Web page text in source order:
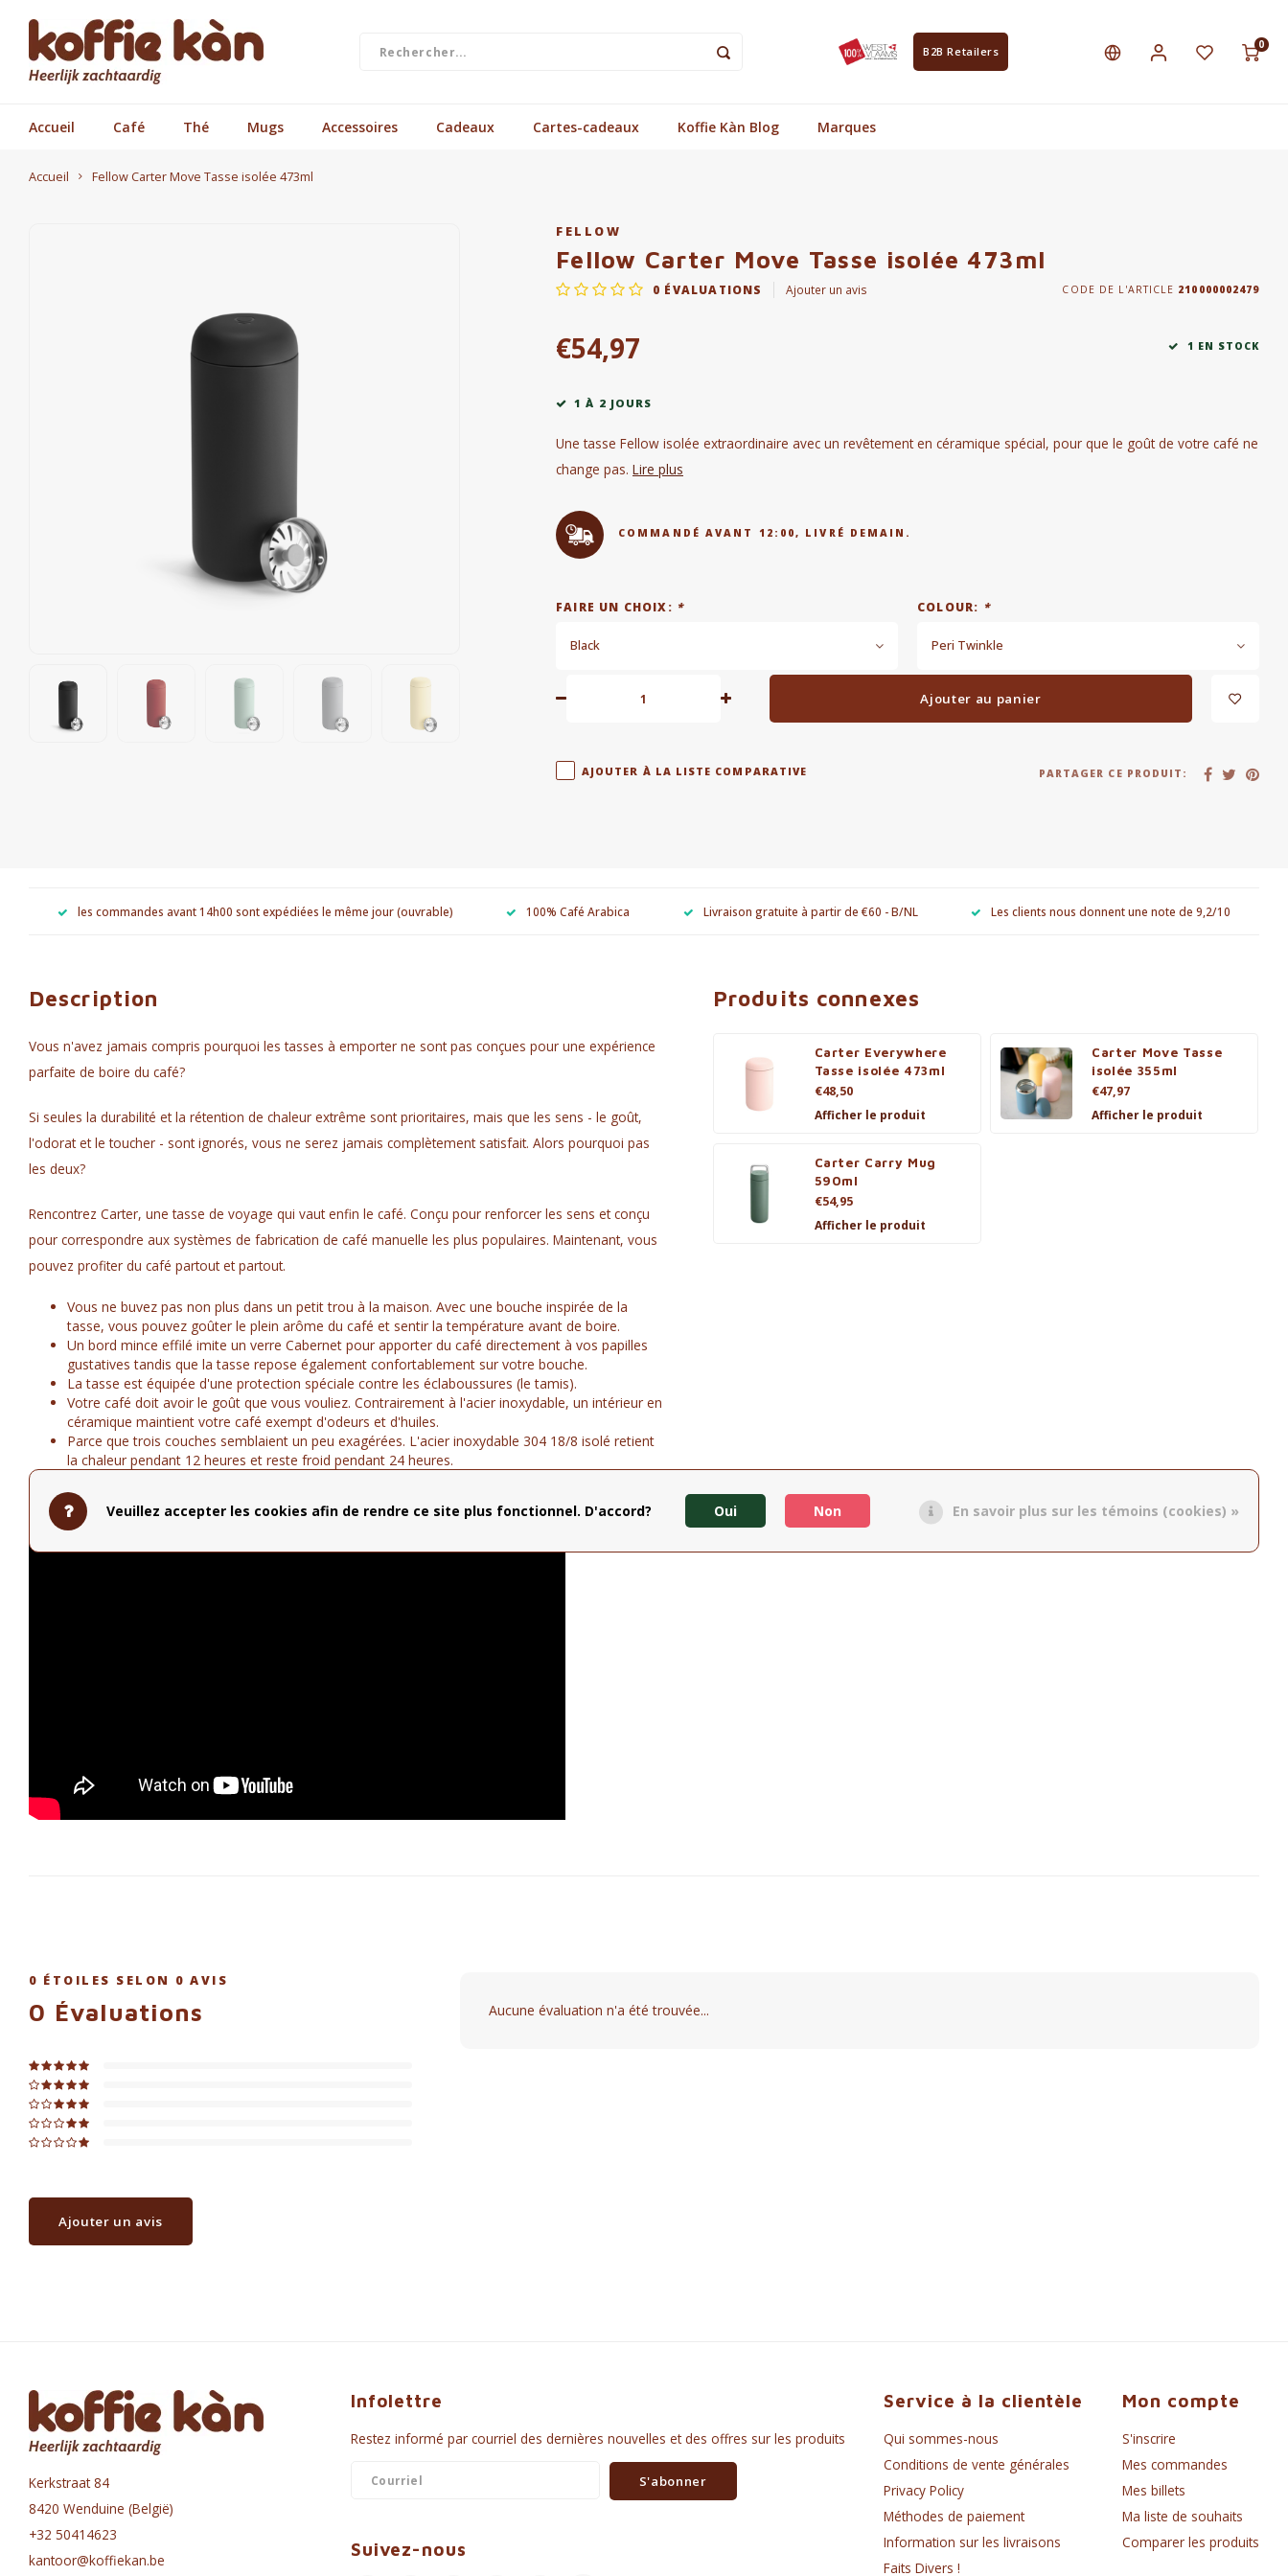
B2B Retailers
0
Accueil Café Thé Mugs Accessoires Cadeaux Cartes-cadeaux Koffie Kàn Blog Marques
Accueil Fellow Carter Move Tasse isolée 473ml
FELLOW
Fellow Carter Move Tasse isolée 473ml
0 ÉVALUATIONS Ajouter un avis CODE DE L'ARTICLE 210000002479
€54,97 1 EN STOCK
1 À 2 JOURS
Une tasse Fellow isolée extraordinaire avec un revêtement en céramique spécial, pour que le goût de votre café ne
change pas. Lire plus
COMMANDÉ AVANT 12:00, LIVRÉ DEMAIN.
FAIRE UN CHOIX: *
Black
COLOUR: *
Peri Twinkle
Ajouter au panier
AJOUTER À LA LISTE COMPARATIVE PARTAGER CE PRODUIT:
les commandes avant 14h00 sont expédiées le même jour (ouvrable) 100% Café Arabica Livraison gratuite à partir de €60 - B/NL Les clients nous donnent une note de 9,2/10
Description
Vous n'avez jamais compris pourquoi les tasses à emporter ne sont pas conçues pour une expérience
parfaite de boire du café?
Si seules la durabilité et la rétention de chaleur extrême sont prioritaires, mais que les sens - le goût,
l'odorat et le toucher - sont ignorés, vous ne serez jamais complètement satisfait. Alors pourquoi pas
les deux?
Rencontrez Carter, une tasse de voyage qui vaut enfin le café. Conçu pour renforcer les sens et conçu
pour correspondre aux systèmes de fabrication de café manuelle les plus populaires. Maintenant, vous
pouvez profiter du café partout et partout.
Vous ne buvez pas non plus dans un petit trou à la maison. Avec une bouche inspirée de la
tasse, vous pouvez goûter le plein arôme du café et sentir la température avant de boire.
Un bord mince effilé imite un verre Cabernet pour apporter du café directement à vos papilles
gustatives tandis que la tasse repose également confortablement sur votre bouche.
La tasse est équipée d'une protection spéciale contre les éclaboussures (le tamis).
Votre café doit avoir le goût que vous vouliez. Contrairement à l'acier inoxydable, un intérieur en
céramique maintient votre café exempt d'odeurs et d'huiles.
Parce que trois couches semblaient un peu exagérées. L'acier inoxydable 304 18/8 isolé retient
la chaleur pendant 12 heures et reste froid pendant 24 heures.
garantie Fellow que votre sac ne sera pas mouillé.
Produits connexes
Carter Everywhere
Tasse isolée 473ml
€48,50
Afficher le produit
Carter Move Tasse
isolée 355ml
€47,97
Afficher le produit
Carter Carry Mug
590ml
€54,95
Afficher le produit
0 ÉTOILES SELON 0 AVIS
0 Évaluations
Ajouter un avis
Aucune évaluation n'a été trouvée...
Kerkstraat 84
8420 Wenduine (België)
+32 50414623
kantoor@koffiekan.be
Infolettre
Restez informé par courriel des dernières nouvelles et des offres sur les produits
S'abonner
Suivez-nous
Service à la clientèle
Qui sommes-nous
Conditions de vente générales
Privacy Policy
Méthodes de paiement
Information sur les livraisons
Faits Divers !
Mon compte
S'inscrire
Mes commandes
Mes billets
Ma liste de souhaits
Comparer les produits
Veuillez accepter les cookies afin de rendre ce site plus fonctionnel. D'accord? Oui Non En savoir plus sur les témoins (cookies) »